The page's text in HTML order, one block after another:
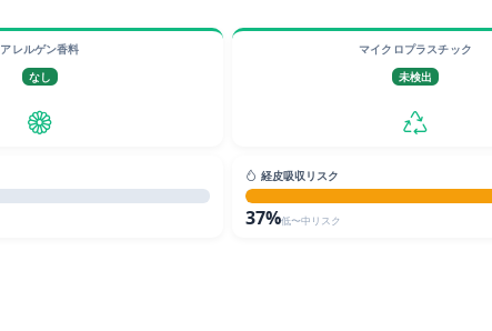
アレルゲン香料
なし
マイクロプラスチック
未検出
経皮吸収リスク
37%低〜中リスク